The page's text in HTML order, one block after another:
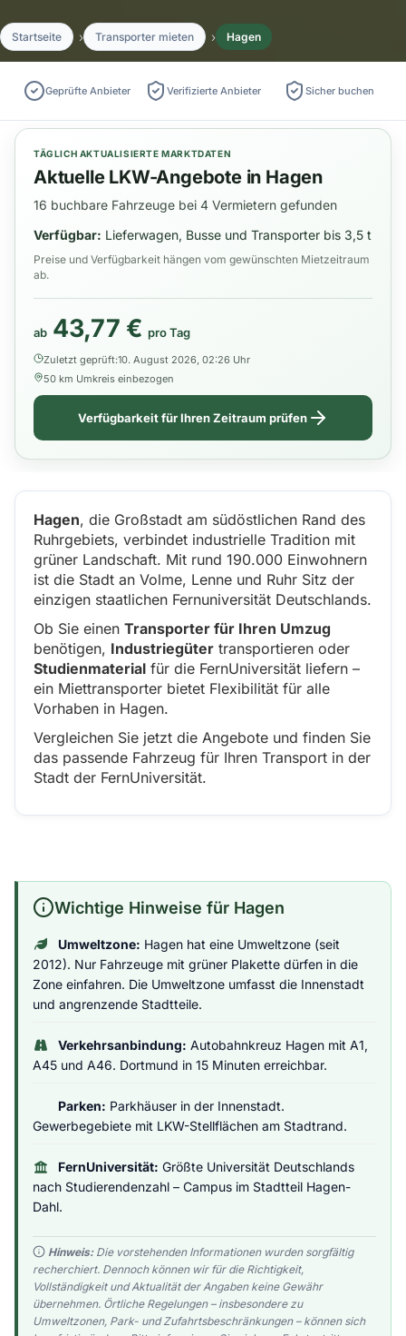
Startseite Transporter mieten Hagen
Geprüfte Anbieter Verifizierte Anbieter Sicher buchen
TÄGLICH AKTUALISIERTE MARKTDATEN
Aktuelle LKW-Angebote in Hagen
16 buchbare Fahrzeuge bei 4 Vermietern gefunden
Verfügbar: Lieferwagen, Busse und Transporter bis 3,5 t
Preise und Verfügbarkeit hängen vom gewünschten Mietzeitraum
ab.
ab 43,77 € pro Tag
Zuletzt geprüft:10. August 2026, 02:26 Uhr
50 km Umkreis einbezogen
Verfügbarkeit für Ihren Zeitraum prüfen
Hagen, die Großstadt am südöstlichen Rand des
Ruhrgebiets, verbindet industrielle Tradition mit
grüner Landschaft. Mit rund 190.000 Einwohnern
ist die Stadt an Volme, Lenne und Ruhr Sitz der
einzigen staatlichen Fernuniversität Deutschlands.
Ob Sie einen Transporter für Ihren Umzug
benötigen, Industriegüter transportieren oder
Studienmaterial für die FernUniversität liefern –
ein Miettransporter bietet Flexibilität für alle
Vorhaben in Hagen.
Vergleichen Sie jetzt die Angebote und finden Sie
das passende Fahrzeug für Ihren Transport in der
Stadt der FernUniversität.
Wichtige Hinweise für Hagen
Umweltzone: Hagen hat eine Umweltzone (seit
2012). Nur Fahrzeuge mit grüner Plakette dürfen in die
Zone einfahren. Die Umweltzone umfasst die Innenstadt
und angrenzende Stadtteile.
Verkehrsanbindung: Autobahnkreuz Hagen mit A1,
A45 und A46. Dortmund in 15 Minuten erreichbar.
Parken: Parkhäuser in der Innenstadt.
Gewerbegebiete mit LKW-Stellflächen am Stadtrand.
FernUniversität: Größte Universität Deutschlands
nach Studierendenzahl – Campus im Stadtteil Hagen-
Dahl.
Hinweis:Die vorstehenden Informationen wurden sorgfältig
recherchiert. Dennoch können wir für die Richtigkeit,
Vollständigkeit und Aktualität der Angaben keine Gewähr
übernehmen. Örtliche Regelungen – insbesondere zu
Umweltzonen, Park- und Zufahrtsbeschränkungen – können sich